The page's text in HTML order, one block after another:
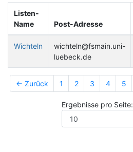
Listen-
Name
Post-Adresse
Wichteln
wichteln@fsmain.uni-
luebeck.de
← Zurück 1 2 3 4 5
Ergebnisse pro Seite: